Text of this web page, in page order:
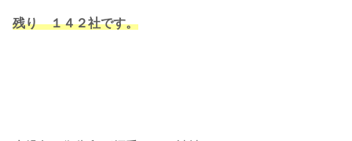
残り １４２社です。